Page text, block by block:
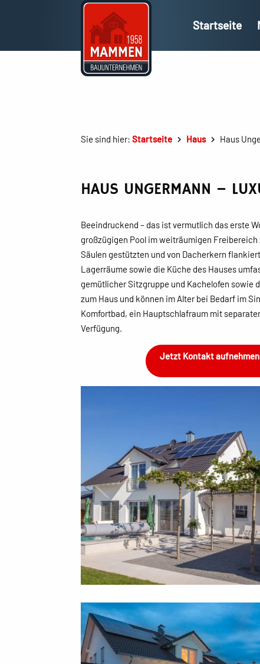
Startseite
Sie sind hier: Startseite Haus Haus
HAUS UNGERMANN –
Beeindruckend – das ist vermutlich das erste
großzügigen Pool im weiträumigen
Säulen gestützten und von Dacherkern
Lagerräume sowie die Küche des Hauses
gemütlicher Sitzgruppe und Kachelofen sowie
zum Haus und können im Alter bei Bedarf im
Komfortbad, ein Hauptschlafraum mit
Verfügung.
Jetzt Kontakt aufnehmen